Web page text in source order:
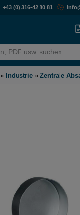
+43 (0) 316-42 80 81
» Industrie » Zentrale